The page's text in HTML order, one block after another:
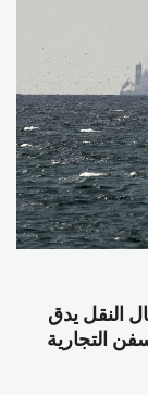
النقل يدق
التجارية